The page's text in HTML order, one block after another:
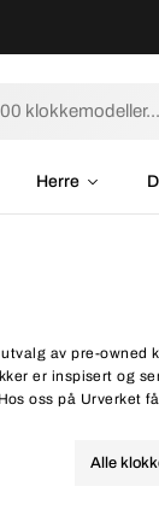
Herre
av pre-owned
er inspisert og
oss på Urverket
Alle